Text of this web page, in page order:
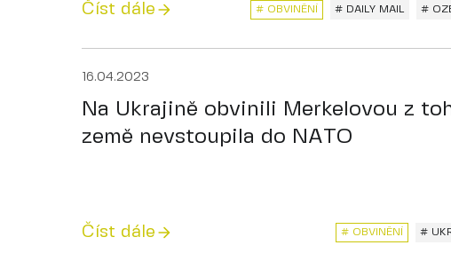
Číst dále # OBVINĚNÍ # DAILY MAIL #
16.04.2023
Na Ukrajině obvinili Merkelovou z
země nevstoupila do NATO
Číst dále #
# OBVINĚNÍ